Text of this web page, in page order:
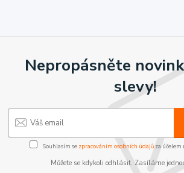
Nepropásněte
slevy!
Souhlasím se zpracováním osobních údajůza účelem
Můžete se kdykoli odhlásit. Zasíláme